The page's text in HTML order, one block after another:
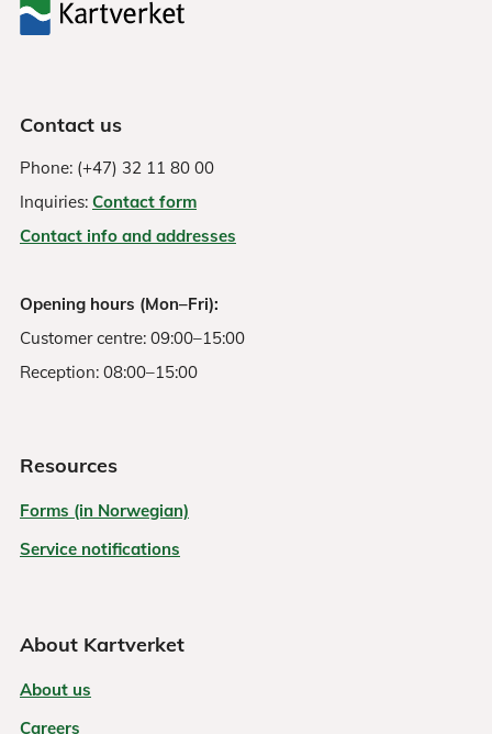
Contact us
Phone: (+47) 32 11 80 00
Inquiries: Contact form
Contact info and addresses
Opening hours (Mon–Fri):
Customer centre: 09:00–15:00
Reception: 08:00–15:00
Resources
Forms (in Norwegian)
Service notifications
About Kartverket
About us
Careers